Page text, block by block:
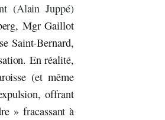
(Alain Juppé)
Mgr Gaillot
Saint-Bernard,
En réalité,
(et même
offrant
» fracassant à